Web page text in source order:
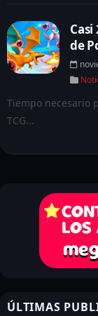
de
Tiempo necesario
TCG...
ÚLTIMAS